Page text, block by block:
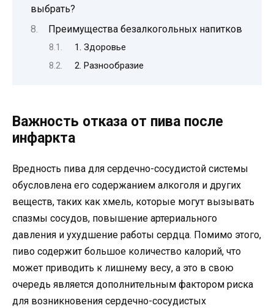
выбрать?
Преимущества безалкогольных напитков
1. Здоровье
2. Разнообразие
Важность отказа от пива после
инфаркта
Вредность пива для сердечно-сосудистой системы
обусловлена его содержанием алкоголя и других
веществ, таких как хмель, которые могут вызывать
спазмы сосудов, повышение артериального
давления и ухудшение работы сердца. Помимо этого,
пиво содержит большое количество калорий, что
может приводить к лишнему весу, а это в свою
очередь является дополнительным фактором риска
для возникновения сердечно-сосудистых